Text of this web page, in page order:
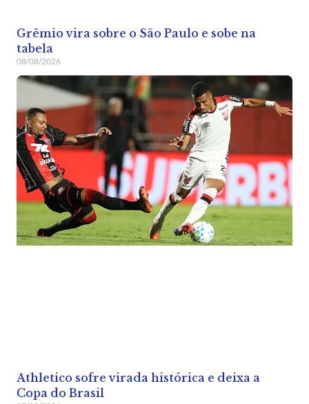
Grêmio vira sobre o São Paulo e sobe na
tabela
08/08/2026
Athletico sofre virada histórica e deixa a
Copa do Brasil